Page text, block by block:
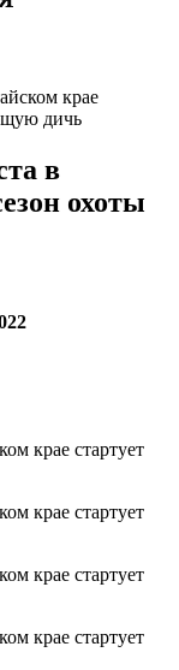
крае
дичь
в
охоты